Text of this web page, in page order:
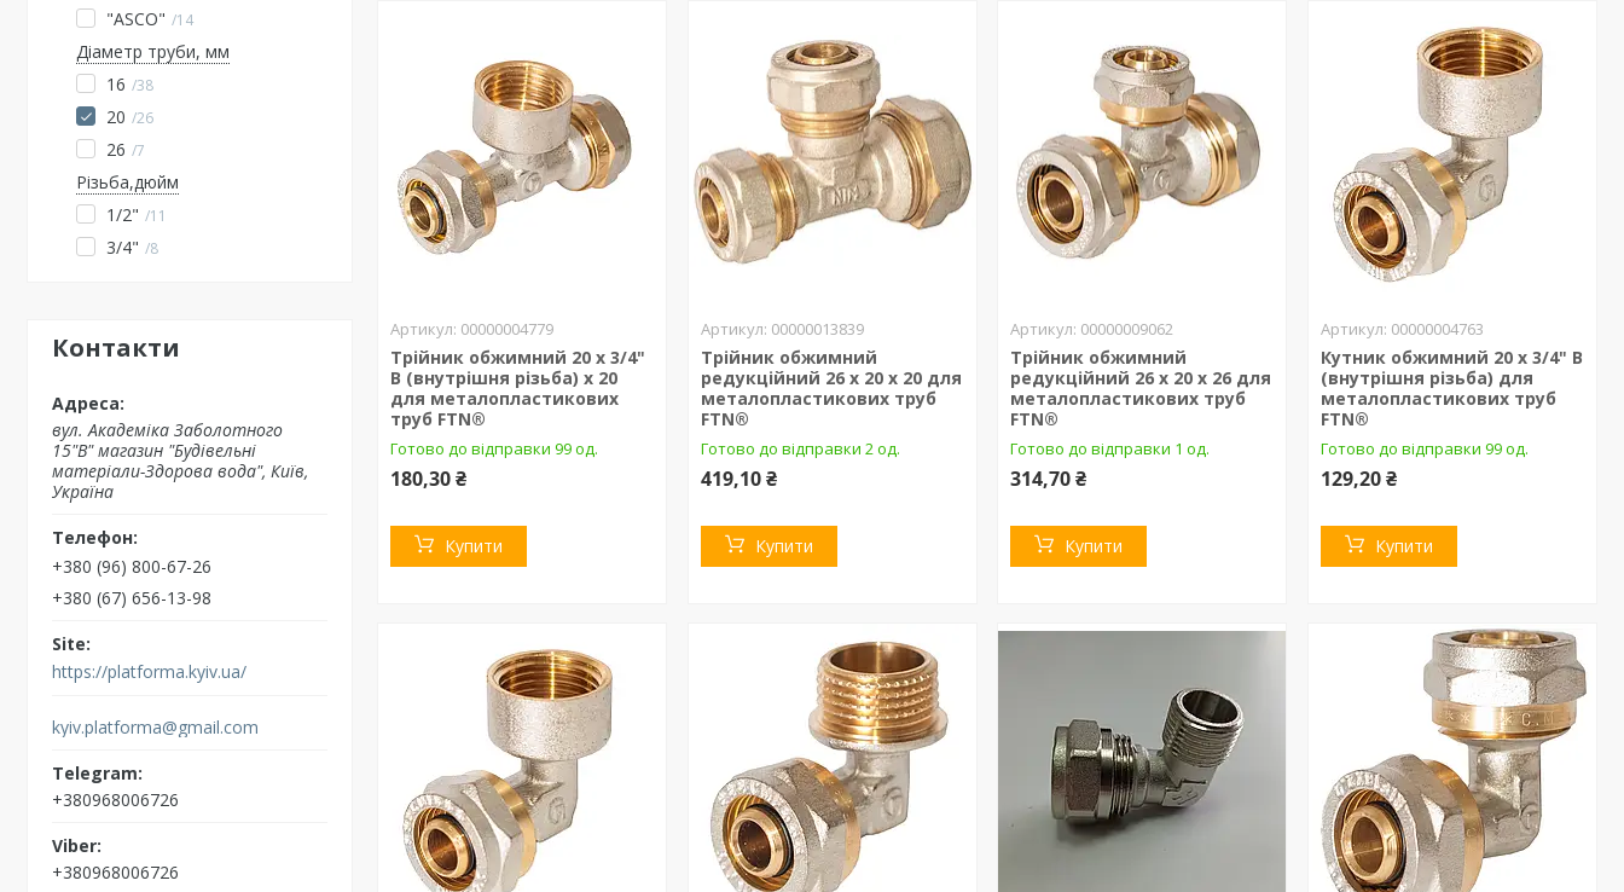
"ASCO"
14
Діаметр труби, мм
16 38
20 26
26 7
Різьба,дюйм
1/2"
11
3/4" 8
Контакти
вул. Академіка Заболотного
15"В" магазин "Будівельні
матеріали-Здорова вода", Київ,
Україна
+380 (96) 800-67-26
+380 (67) 656-13-98
https://platforma.kyiv.ua/
kyiv.platforma@gmail.com
+380968006726
+380968006726
00000004779
Трійник обжимний 20 х 3/4"
В (внутрішня різьба) х 20
для металопластикових
труб FTN®
Готово до відправки 99 од.
180,30 ₴
Купити
00000013839
Трійник обжимний
редукційний 26 x 20 x 20 для
металопластикових труб
FTN®
Готово до відправки 2 од.
419,10 ₴
Купити
00000009062
Трійник обжимний
редукційний 26 x 20 x 26 для
металопластикових труб
FTN®
Готово до відправки 1 од.
314,70 ₴
Купити
00000004763
Кутник обжимний 20 х 3/4" В
(внутрішня різьба) для
металопластикових труб
FTN®
Готово до відправки 99 од.
129,20 ₴
Купити